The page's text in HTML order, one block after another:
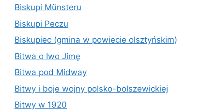
Biskupi Münsteru
Biskupi Peczu
Biskupiec (gmina w powiecie olsztyńskim)
Bitwa o Iwo Jimę
Bitwa pod Midway
Bitwy i boje wojny polsko-bolszewickiej
Bitwy w 1920